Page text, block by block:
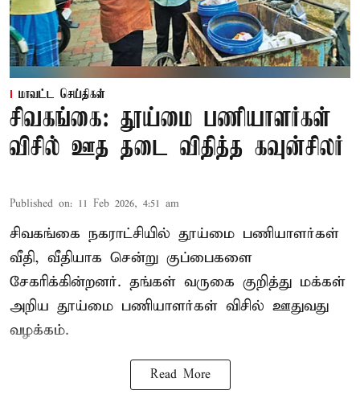
மாவட்ட செய்திகள்
சிவகங்கை: தூய்மை பணியாளர்கள்
விசில் ஊத தடை விதித்த கவுன்சிலர்
Published on: 11 Feb 2026, 4:51 am
சிவகங்கை நகராட்சியில் தூய்மை பணியாளர்கள்
வீதி, வீதியாக சென்று குப்பைகளை
சேகரிக்கின்றனர். தங்கள் வருகை குறித்து மக்கள்
அறிய தூய்மை பணியாளர்கள் விசில் ஊதுவது
வழக்கம்.
Read More